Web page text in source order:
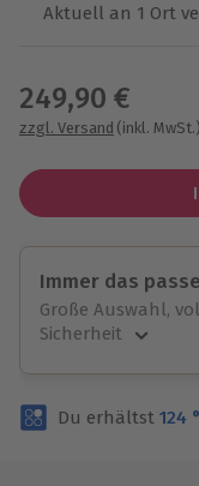
Aktuell an 1 Ort
249,90 €
zzgl. Versand (inkl. MwSt.)
Immer das
Große Auswahl,
Sicherheit
Volle Flexibilität
Du erhältst 124